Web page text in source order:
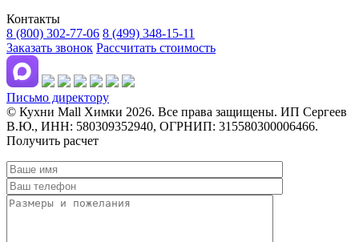
Контакты
8 (800) 302-77-06 8 (499) 348-15-11
Заказать звонок Рассчитать стоимость
Письмо директору
© Кухни Mall Химки 2026. Все права защищены. ИП Сергеев
В.Ю., ИНН: 580309352940, ОГРНИП: 315580300006466.
Получить расчет